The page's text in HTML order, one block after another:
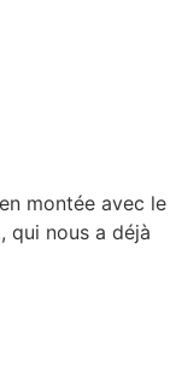
montée avec le
qui nous a déjà